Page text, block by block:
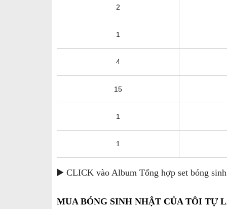
2
1
4
15
1
1
▶️ CLICK vào Album Tổng hợp set bóng
MUA BÓNG SINH NHẬT CỦA TÔI TỰ